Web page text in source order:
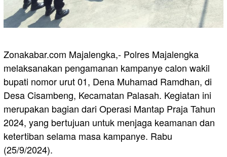
Zonakabar.com Majalengka,- Polres Majalengka
melaksanakan pengamanan kampanye calon wakil
bupati nomor urut 01, Dena Muhamad Ramdhan, di
Desa Cisambeng, Kecamatan Palasah. Kegiatan ini
merupakan bagian dari Operasi Mantap Praja Tahun
2024, yang bertujuan untuk menjaga keamanan dan
ketertiban selama masa kampanye. Rabu
(25/9/2024).